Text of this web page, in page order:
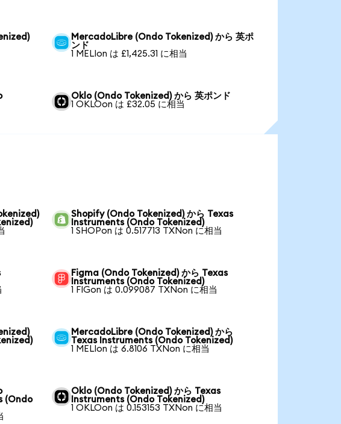
MercadoLibre (Ondo Tokenized) から 英ポ
ンド
1 MELIon は £1,425.31 に相当
Oklo (Ondo Tokenized) から 英ポンド
1 OKLOon は £32.05 に相当
Shopify (Ondo Tokenized) から Texas
Instruments (Ondo Tokenized)
1 SHOPon は 0.517713 TXNon に相当
Figma (Ondo Tokenized) から Texas
Instruments (Ondo Tokenized)
1 FIGon は 0.099087 TXNon に相当
MercadoLibre (Ondo Tokenized) から
Texas Instruments (Ondo Tokenized)
1 MELIon は 6.8106 TXNon に相当
(Ondo
Oklo (Ondo Tokenized) から Texas
Instruments (Ondo Tokenized)
1 OKLOon は 0.153153 TXNon に相当